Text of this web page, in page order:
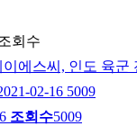
회수
이에스씨, 인도 육군
02-16 5009
조회수5009